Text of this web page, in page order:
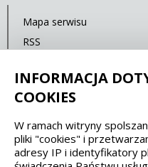
Mapa serwisu
RSS
Ostatnia aktualizacja:
Spełniamy
WCAG 2.1
INFORMACJA
COOKIES
W ramach witryny
pliki "cookies" i
adresy IP i identyfikatory